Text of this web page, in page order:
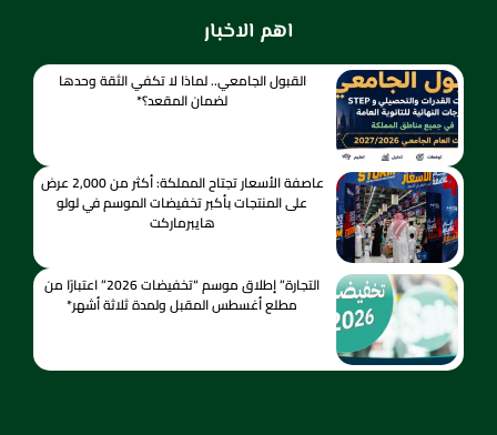
اهم الاخبار
القبول الجامعي.. لماذا لا تكفي الثقة وحدها
لضمان المقعد؟*
عاصفة الأسعار تجتاح المملكة: أكثر من 2,000 عرض
على المنتجات بأكبر تخفيضات الموسم في لولو
هايبرماركت
التجارة” إطلاق موسم “تخفيضات 2026” اعتبارًا من
مطلع أغسطس المقبل ولمدة ثلاثة أشهر*